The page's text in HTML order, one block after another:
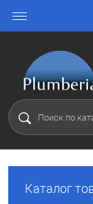
Каталог